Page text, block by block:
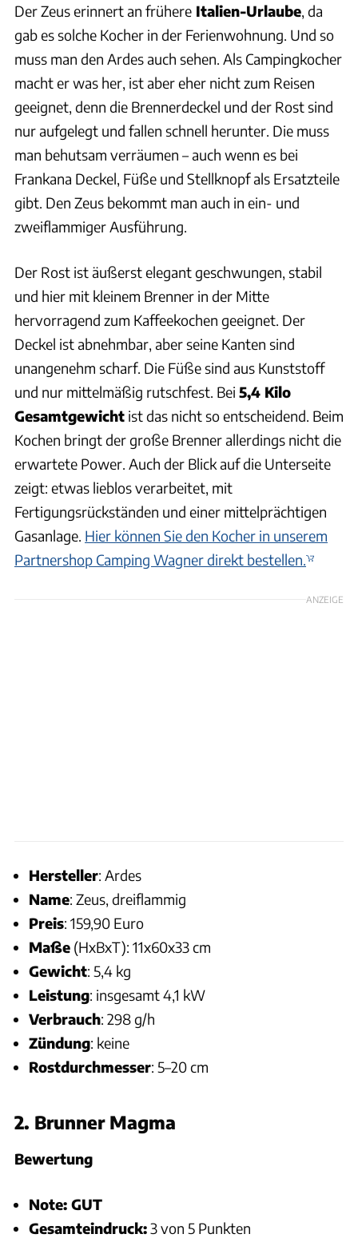
Der Zeus erinnert an frühere Italien-Urlaube, da
gab es solche Kocher in der Ferienwohnung. Und so
muss man den Ardes auch sehen. Als Campingkocher
macht er was her, ist aber eher nicht zum Reisen
geeignet, denn die Brennerdeckel und der Rost sind
nur aufgelegt und fallen schnell herunter. Die muss
man behutsam verräumen – auch wenn es bei
Frankana Deckel, Füße und Stellknopf als Ersatzteile
gibt. Den Zeus bekommt man auch in ein- und
zweiflammiger Ausführung.
Der Rost ist äußerst elegant geschwungen, stabil
und hier mit kleinem Brenner in der Mitte
hervorragend zum Kaffeekochen geeignet. Der
Deckel ist abnehmbar, aber seine Kanten sind
unangenehm scharf. Die Füße sind aus Kunststoff
und nur mittelmäßig rutschfest. Bei 5,4 Kilo
Gesamtgewicht ist das nicht so entscheidend. Beim
Kochen bringt der große Brenner allerdings nicht die
erwartete Power. Auch der Blick auf die Unterseite
zeigt: etwas lieblos verarbeitet, mit
Fertigungsrückständen und einer mittelprächtigen
Gasanlage. Hier können Sie den Kocher in unserem
Partnershop Camping Wagner direkt bestellen.
ANZEIGE
Hersteller: Ardes
Name: Zeus, dreiflammig
Preis: 159,90 Euro
Maße (HxBxT): 11x60x33 cm
Gewicht: 5,4 kg
Leistung: insgesamt 4,1 kW
Verbrauch: 298 g/h
Zündung: keine
Rostdurchmesser: 5–20 cm
2. Brunner Magma
Bewertung
Note: GUT
Gesamteindruck:3 von 5 Punkten